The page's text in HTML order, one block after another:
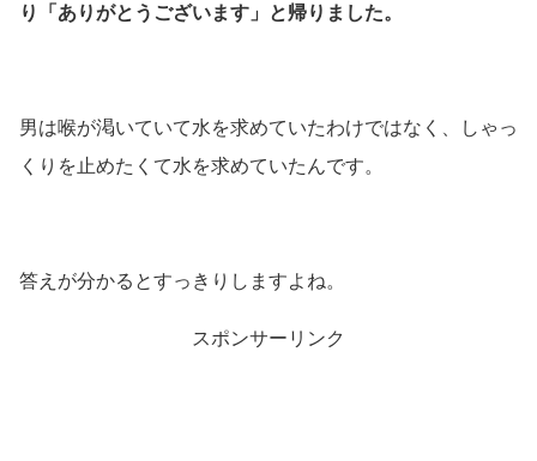
り「ありがとうございます」と帰りました。
男は喉が渇いていて水を求めていたわけではなく、しゃっ
くりを止めたくて水を求めていたんです。
答えが分かるとすっきりしますよね。
スポンサーリンク